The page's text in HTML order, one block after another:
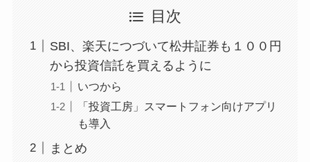
目次
SBI、楽天につづいて松井証券も１００円
から投資信託を買えるように
いつから
「投資工房」スマートフォン向けアプリ
も導入
まとめ